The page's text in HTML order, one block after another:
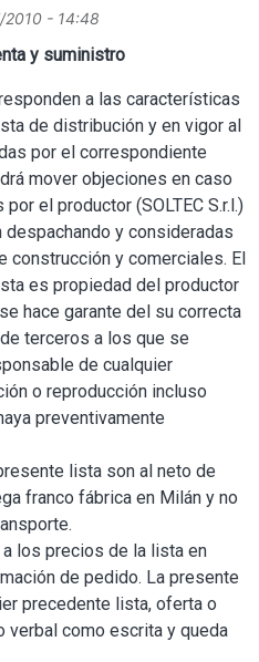
- 14:48
y suministro
a las características
de distribución y en vigor al
por el correspondiente
mover objeciones en caso
el productor (SOLTEC S.r.l.)
y consideradas
construcción y comerciales. El
es propiedad del productor
hace garante del su correcta
terceros a los que se
de cualquier
o reproducción incluso
preventivamente
lista son al neto de
franco fábrica en Milán y no
los precios de la lista en
de pedido. La presente
precedente lista, oferta o
verbal como escrita y queda